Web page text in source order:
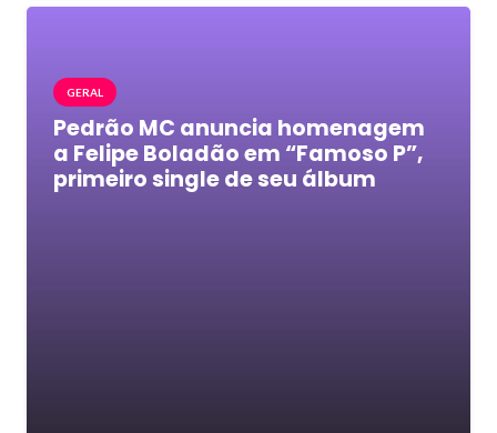
GERAL
Pedrão MC anuncia homenagem
a Felipe Boladão em “Famoso P”,
primeiro single de seu álbum